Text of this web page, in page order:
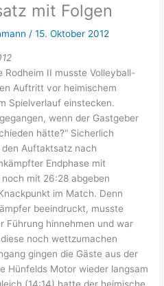
mit Folgen
/15. Oktober 2012
Rodheim II musste Volleyball-
Auftritt vor heimischem
Spielverlauf einstecken.
wenn der Gastgeber
hätte?“ Sicherlich
Auftaktsatz nach
Endphase mit
mit 26:28 abgeben
im Match. Denn
beeindruckt, musste
Führung hinnehmen und war
noch wettzumachen
gingen die Gäste aus der
Hünfelds Motor wieder langsam